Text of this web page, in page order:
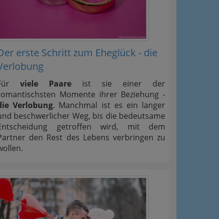
erste Schritt zum Eheglück - die
viele Paare ist sie einer der
Momente ihrer Beziehung -
Verlobung. Manchmal ist es ein langer
beschwerlicher Weg, bis die bedeutsame
getroffen wird, mit dem
den Rest des Lebens verbringen zu